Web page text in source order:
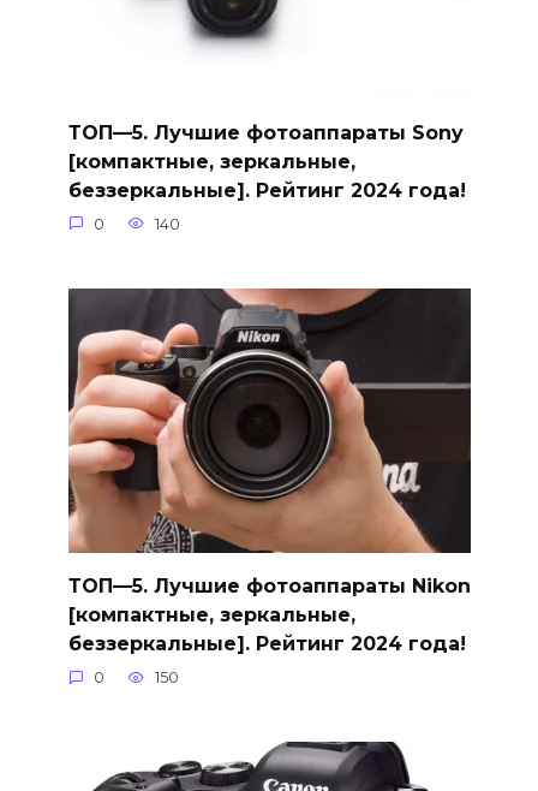
ТОП—5. Лучшие фотоаппараты Sony
[компактные, зеркальные,
беззеркальные]. Рейтинг 2024 года!
0 140
ТОП—5. Лучшие фотоаппараты Nikon
[компактные, зеркальные,
беззеркальные]. Рейтинг 2024 года!
0 150